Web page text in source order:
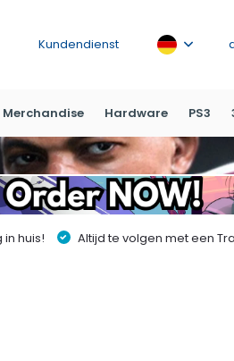
Kundendienst
Merchandise Hardware PS3
huis!
Altijd te volgen met een